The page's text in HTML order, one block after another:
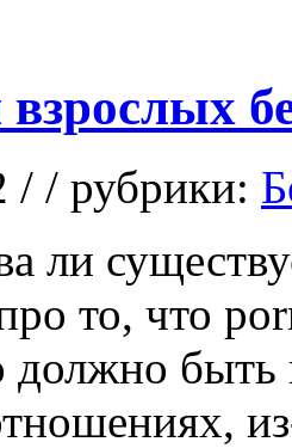
/ / рубрики:
ли
то, что
должно